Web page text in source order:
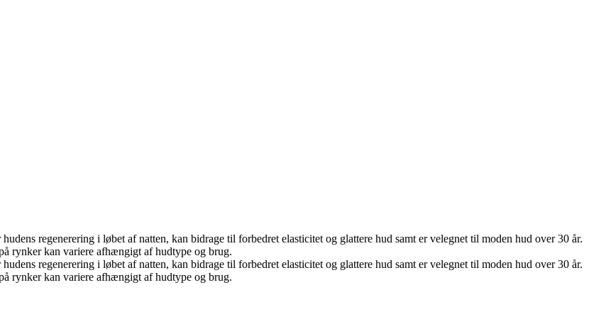
regenerering i løbet af natten, kan bidrage til forbedret elasticitet og glattere hud samt er velegnet til moden hud over 30 år.
rynker kan variere afhængigt af hudtype og brug.
regenerering i løbet af natten, kan bidrage til forbedret elasticitet og glattere hud samt er velegnet til moden hud over 30 år.
rynker kan variere afhængigt af hudtype og brug.